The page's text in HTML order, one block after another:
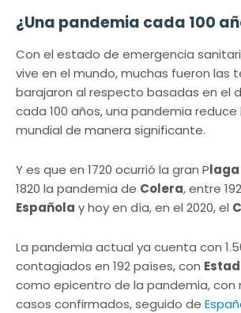
¿Una pandemia cada 100
Con el estado de emergencia
vive en el mundo, muchas fueron las
barajaron al respecto basadas en el
cada 100 años, una pandemia
mundial de manera significante.
Y es que en 1720 ocurrió la gran Plaga
1820 la pandemia de Colera, entre
Española y hoy en día, en el 2020, el
La pandemia actual ya cuenta con
contagiados en 192 países, con
como epicentro de la pandemia, con
casos confirmados, seguido de